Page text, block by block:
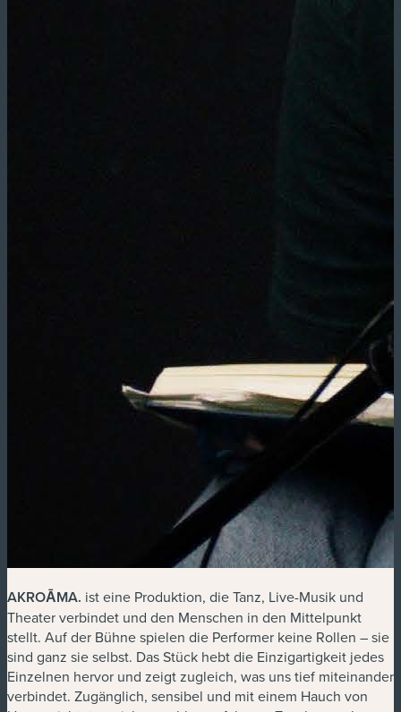
AKROĀMA. ist eine Produktion, die Tanz, Live-Musik und
Theater verbindet und den Menschen in den Mittelpunkt
stellt. Auf der Bühne spielen die Performer keine Rollen – sie
sind ganz sie selbst. Das Stück hebt die Einzigartigkeit jedes
Einzelnen hervor und zeigt zugleich, was uns tief miteinander
verbindet. Zugänglich, sensibel und mit einem Hauch von